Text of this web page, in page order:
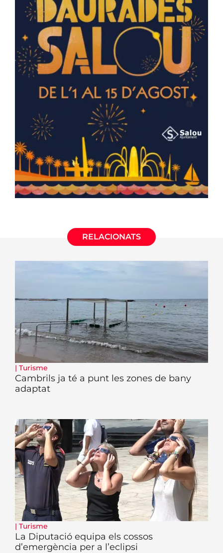
RELACIONATS
| Turisme
Cambrils ja té a punt les zones de bany
adaptat
| Turisme
La Diputació equipa els cossos
d’emergència per a l’eclipsi